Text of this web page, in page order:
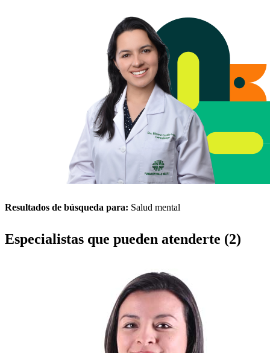
Resultados de búsqueda para: Salud mental
Especialistas que pueden atenderte (2)